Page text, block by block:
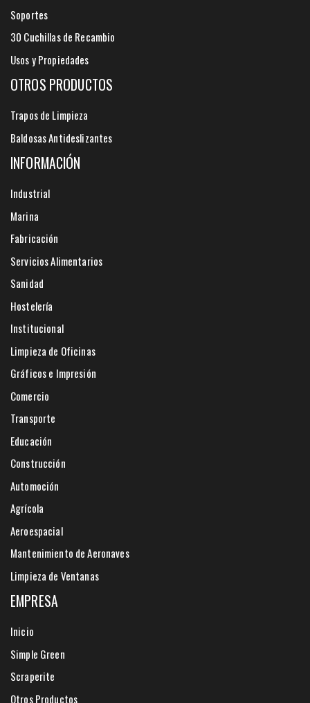
Soportes
30 Cuchillas de Recambio
Usos y Propiedades
OTROS PRODUCTOS
Trapos de Limpieza
Baldosas Antideslizantes
INFORMACIÓN
Industrial
Marina
Fabricación
Servicios Alimentarios
Sanidad
Hostelería
Institucional
Limpieza de Oficinas
Gráficos e Impresión
Comercio
Transporte
Educación
Construcción
Automoción
Agrícola
Aeroespacial
Mantenimiento de Aeronaves
Limpieza de Ventanas
EMPRESA
Inicio
Simple Green
Scraperite
Otros Productos